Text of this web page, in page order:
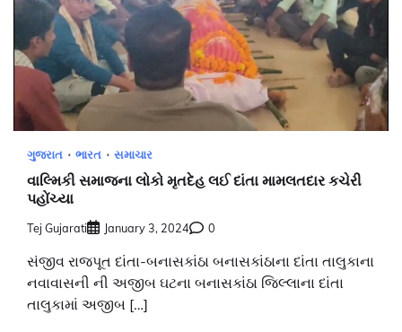
ગુજરાત ભારત સમાચાર
વાલ્મિકી સમાજના લોકો મૃતદેહ લઈ દાંતા મામલતદાર કચેરી
પહોંચ્યા
Tej Gujarati January 3, 2024 0
સંજીવ રાજપૂત દાંતા-બનાસકાંઠા બનાસકાંઠાના દાંતા તાલુકાના
નવાવાસની ની અજીબ ઘટના બનાસકાંઠા જિલ્લાના દાંતા
તાલુકામાં અજીબ […]